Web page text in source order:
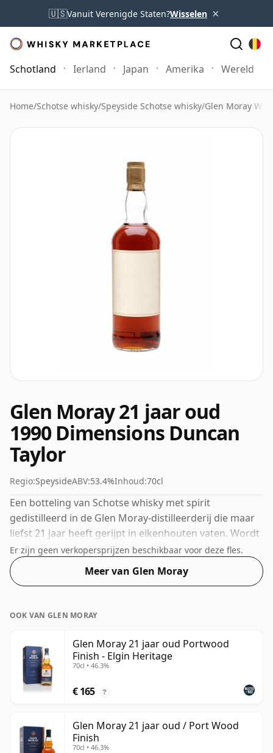
🇺🇸Vanuit Verenigde Staten?Wisselen ×
Schotland Ierland Japan Amerika Wereld
Home/Schotse whisky/Speyside Schotse whisky/Glen Moray
Glen Moray 21 jaar oud
1990 Dimensions Duncan
Taylor
Regio:SpeysideABV:53.4%Inhoud:70cl
Een botteling van Schotse whisky met spirit
gedistilleerd in de Glen Moray-distilleerderij die maar
liefst 21 jaar heeft gerijpt in eikenhouten vaten. Wordt
geleverd in een standaardfles van 70 cl met een
afwijkende sterkte van 53,4%.
Er zijn geen verkopersprijzen beschikbaar voor deze fles.
Meer van Glen Moray
OOK VAN GLEN MORAY
Glen Moray 21 jaar oud Portwood
Finish - Elgin Heritage
70cl • 46.3%
€ 165 ?
Glen Moray 21 jaar oud / Port Wood
Finish
70cl • 46.3%